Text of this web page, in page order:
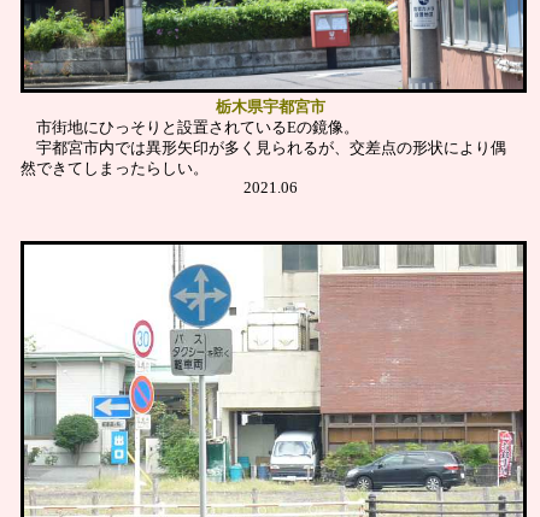
栃木県宇都宮市
市街地にひっそりと設置されているEの鏡像。
宇都宮市内では異形矢印が多く見られるが、交差点の形状により偶
然できてしまったらしい。
2021.06